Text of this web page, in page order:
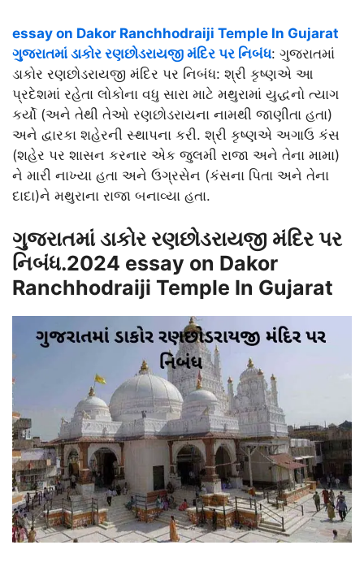
essay on Dakor Ranchhodraiji Temple In Gujarat
ગુજરાતમાં ડાકોર રણછોડરાયજી મંદિર પર નિબંધ: ગુજરાતમાં
ડાકોર રણછોડરાયજી મંદિર પર નિબંધ: શ્રી કૃષ્ણએ આ
પ્રદેશમાં રહેતા લોકોના વધુ સારા માટે મથુરામાં યુદ્ધનો ત્યાગ
કર્યો (અને તેથી તેઓ રણછોડરાયના નામથી જાણીતા હતા)
અને દ્વારકા શહેરની સ્થાપના કરી. શ્રી કૃષ્ણએ અગાઉ કંસ
(શહેર પર શાસન કરનાર એક જુલમી રાજા અને તેના મામા)
ને મારી નાખ્યા હતા અને ઉગ્રસેન (કંસના પિતા અને તેના
દાદા)ને મથુરાના રાજા બનાવ્યા હતા.
ગુજરાતમાં ડાકોર રણછોડરાયજી મંદિર પર
નિબંધ.2024 essay on Dakor
Ranchhodraiji Temple In Gujarat